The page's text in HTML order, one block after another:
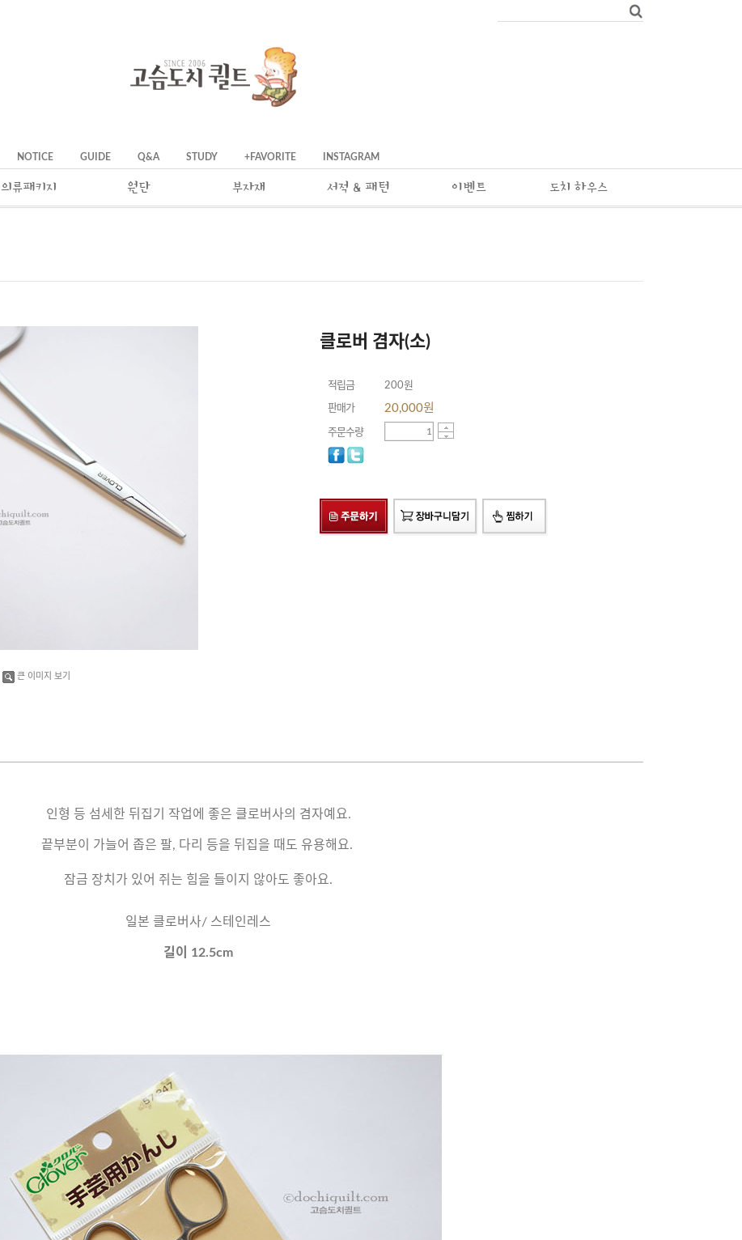
NOTICE GUIDE Q&A STUDY +FAVORITE INSTAGRAM
의류패키지 원단 부자재 서적 & 패턴 이벤트 도치 하우스
큰 이미지 보기
클로버 겸자(소)
적립금 200원
판매가 20,000원
주문수량
인형 등 섬세한 뒤집기 작업에 좋은 클로버사의 겸자예요.
끝부분이 가늘어 좁은 팔, 다리 등을 뒤집을 때도 유용해요.
잠금 장치가 있어 쥐는 힘을 들이지 않아도 좋아요.
일본 클로버사/ 스테인레스
길이 12.5cm